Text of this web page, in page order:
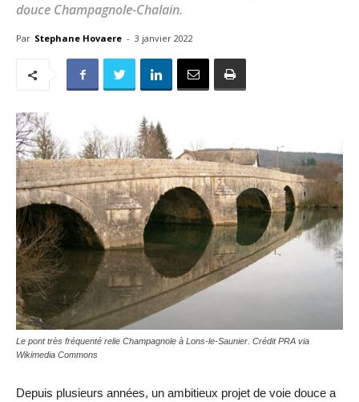
douce Champagnole-Chalain.
Par Stephane Hovaere - 3 janvier 2022
Le pont très fréquenté relie Champagnole à Lons-le-Saunier. Crédit PRA via
Wikimedia Commons
Depuis plusieurs années, un ambitieux projet de voie douce a